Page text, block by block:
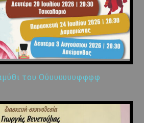
του Ούυυυυυυφφφφ